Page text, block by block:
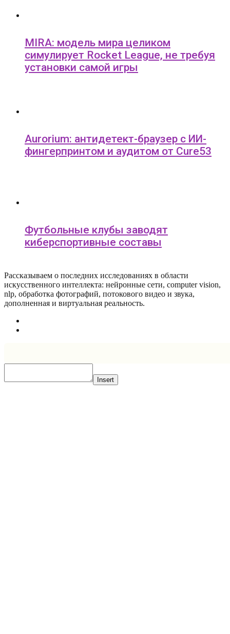
MIRA: модель мира целиком
симулирует Rocket League, не требуя
установки самой игры
Aurorium: антидетект-браузер с ИИ-
фингерпринтом и аудитом от Cure53
Футбольные клубы заводят
киберспортивные составы
Рассказываем о последних исследованиях в области
искусcтвенного интеллекта: нейронные сети, computer vision,
nlp, обработка фотографий, потокового видео и звука,
дополненная и виртуальная реальность.
Insert